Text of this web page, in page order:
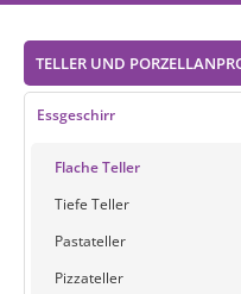
TELLER UND
Essgeschirr
Flache Teller
Tiefe Teller
Pastateller
Pizzateller